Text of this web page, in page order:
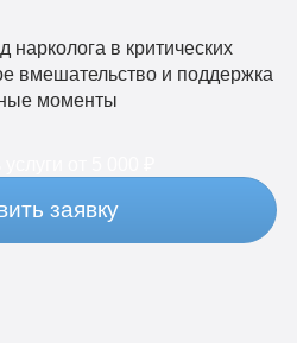
в критических
вмешательство и поддержка
моменты
заявку